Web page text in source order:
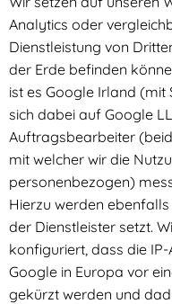
Analytics oder
Dienstleistung von
der Erde befinden
ist es Google Irland (mit
sich dabei auf Google
Auftragsbearbeiter
mit welcher wir die
personenbezogen)
Hierzu werden
der Dienstleister setzt.
konfiguriert, dass die
Google in Europa vor
gekürzt werden und